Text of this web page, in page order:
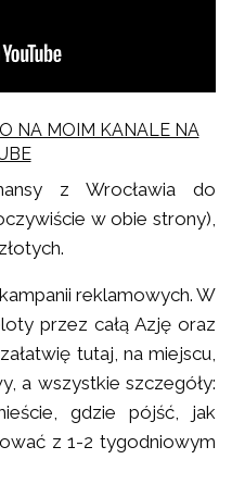
NA MOIM KANALE NA
z Wrocławia do
w obie strony),
reklamowych. W
przez całą Azję oraz
tutaj, na miejscu,
a wszystkie szczegóły:
gdzie pójść, jak
z 1-2 tygodniowym